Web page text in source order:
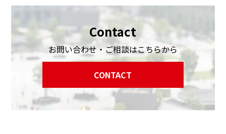
Contact
お問い合わせ・ご相談はこちらから
CONTACT